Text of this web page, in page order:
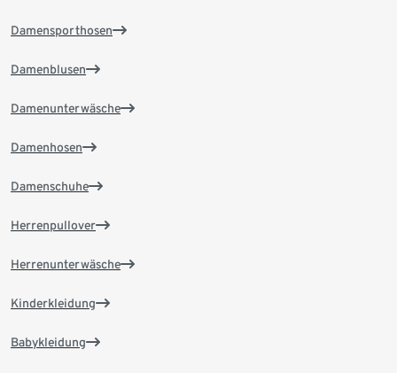
Damensporthosen
Damenblusen
Damenunterwäsche
Damenhosen
Damenschuhe
Herrenpullover
Herrenunterwäsche
Kinderkleidung
Babykleidung